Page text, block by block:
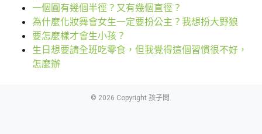
一個圓有幾個半徑？又有幾個直徑？
為什麼化妝舞會女生一定要扮公主？我想扮大野狼
要怎麼樣才會生小孩？
生日想要請全班吃零食，但我覺得這個習慣很不好，
怎麼辦
© 2026 Copyright 孩子問.